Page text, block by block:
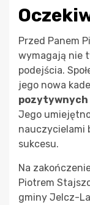
Przed Panem
wymagają nie
podejścia.
jego nowa
pozytywnych
Jego
nauczycielami
sukcesu.
Na
Piotrem
gminy Jelcz-